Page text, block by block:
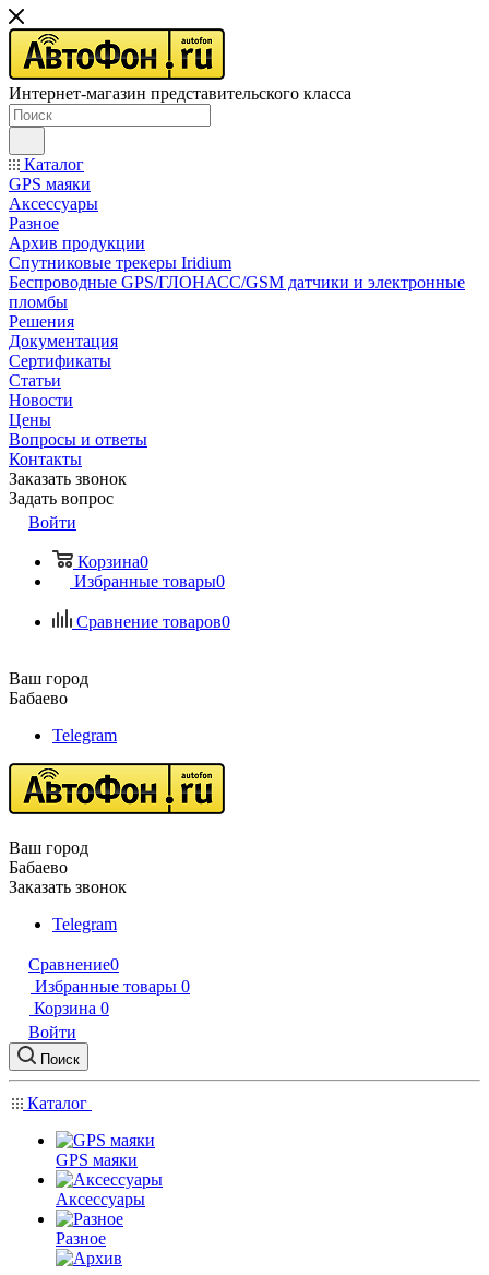
Интернет-магазин представительского класса
Каталог
GPS маяки
Аксессуары
Разное
Архив продукции
Спутниковые трекеры Iridium
Беспроводные GPS/ГЛОНАСС/GSM датчики и электронные
пломбы
Решения
Документация
Сертификаты
Статьи
Новости
Цены
Вопросы и ответы
Контакты
Заказать звонок
Задать вопрос
Войти
Корзина0
Избранные товары0
Сравнение товаров0
Ваш город
Бабаево
Telegram
Ваш город
Бабаево
Заказать звонок
Telegram
Сравнение0
Избранные товары 0
Корзина 0
Войти
Поиск
Каталог
GPS маяки
Аксессуары
Разное